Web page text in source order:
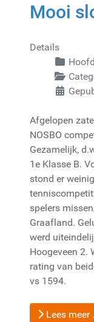
Mooi
Details
Afgelopen
NOSBO
Gezamelijk,
1e Klasse B.
stond er
spelers
Graafland.
werd
Hoogeveen 2.
rating van
vs 1594.
Lees meer